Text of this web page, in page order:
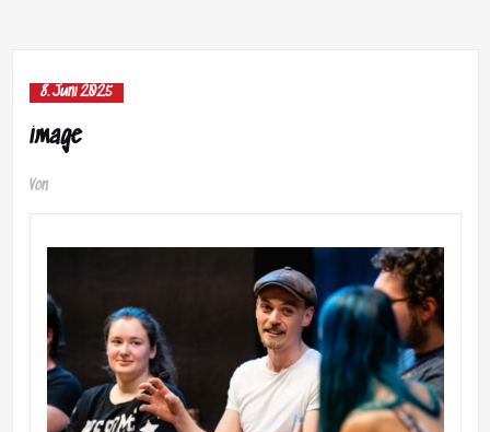
8. Juni 2025
image
Von